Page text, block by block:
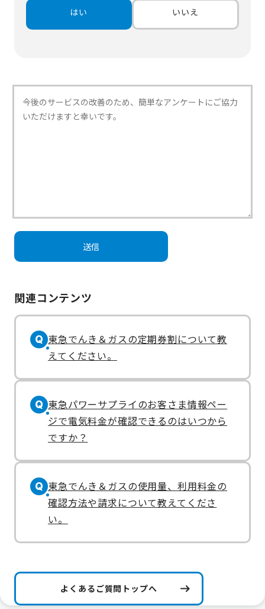
はい いいえ
関連コンテンツ
Q 東急でんき＆ガスの定期券割について教
えてください。
Q 東急パワーサプライのお客さま情報ペー
ジで電気料金が確認できるのはいつから
ですか？
Q 東急でんき＆ガスの使用量、利用料金の
確認方法や請求について教えてくださ
い。
よくあるご質問トップへ